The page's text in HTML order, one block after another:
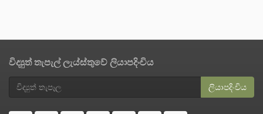
විද්‍යුත් තැපැල් ලැය්ස්තුවේ ලියාපදිංචිය
ලියාපදිංචිය